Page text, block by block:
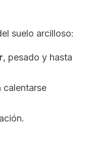
suelo arcilloso:
, pesado y hasta
calentarse